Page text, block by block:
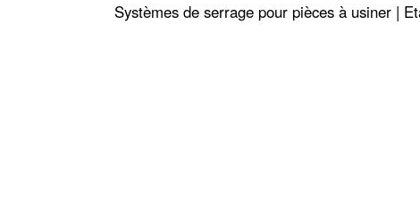
Systèmes de serrage pour pièces à usiner |